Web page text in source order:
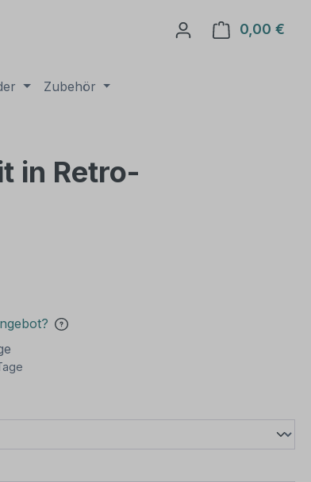
0,00 €
Zubehör
in Retro-